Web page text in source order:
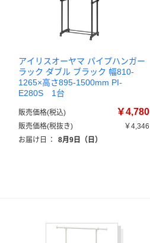
アイリスオーヤマ パイプハンガー
ラック ダブル ブラック 幅810-
1265×高さ895-1500mm PI-
E280S 1台
販売価格(税込) ￥4,780
販売価格(税抜き)
￥4,346
お届け日
： 8月9日（日）